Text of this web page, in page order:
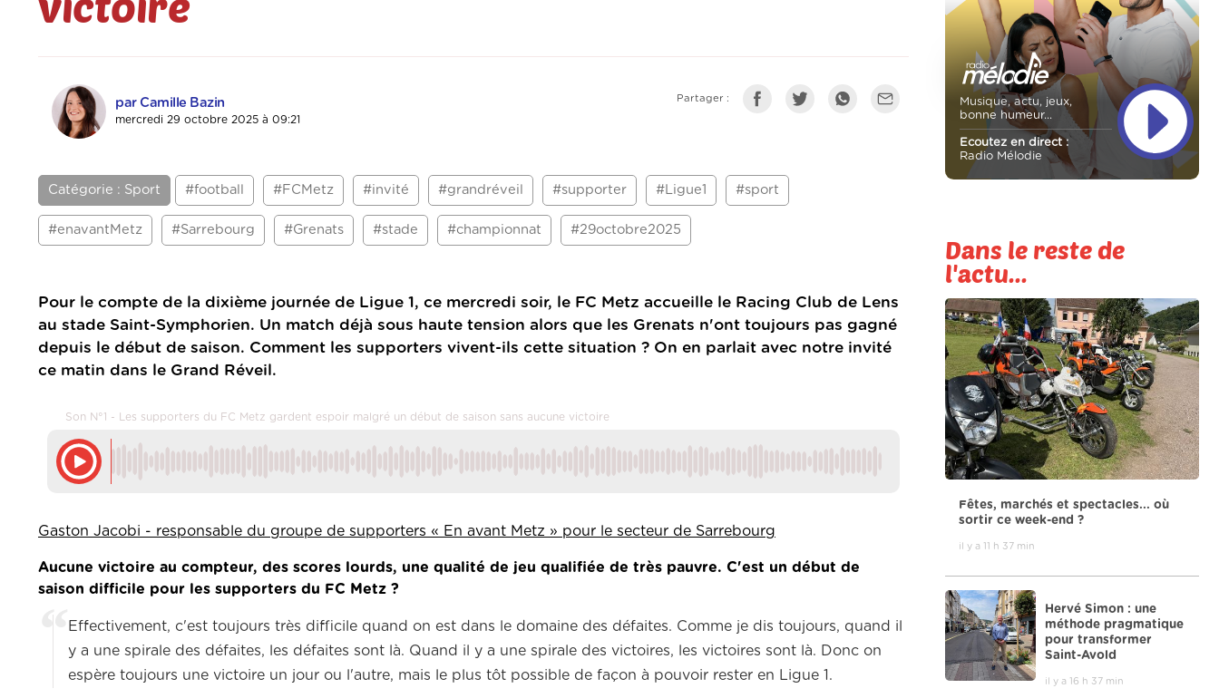
par Camille Bazin
mercredi 29 octobre 2025 à 09:21
Partager :
Catégorie : Sport #football #FCMetz #invité #grandréveil #supporter #Ligue1 #sport
#enavantMetz #Sarrebourg #Grenats #stade #championnat #29octobre2025
Pour le compte de la dixième journée de Ligue 1, ce mercredi soir, le FC Metz accueille le Racing Club de Lens
au stade Saint-Symphorien. Un match déjà sous haute tension alors que les Grenats n'ont toujours pas gagné
depuis le début de saison. Comment les supporters vivent-ils cette situation ? On en parlait avec notre invité
ce matin dans le Grand Réveil.
Son N°1 - Les supporters du FC Metz gardent espoir malgré un début de saison sans aucune victoire
Gaston Jacobi - responsable du groupe de supporters « En avant Metz » pour le secteur de Sarrebourg
Aucune victoire au compteur, des scores lourds, une qualité de jeu qualifiée de très pauvre. C'est un début de
saison difficile pour les supporters du FC Metz ?
Effectivement, c'est toujours très difficile quand on est dans le domaine des défaites. Comme je dis toujours, quand il
y a une spirale des défaites, les défaites sont là. Quand il y a une spirale des victoires, les victoires sont là. Donc on
espère toujours une victoire un jour ou l'autre, mais le plus tôt possible de façon à pouvoir rester en Ligue 1.
Musique, actu, jeux,
bonne humeur...
Ecoutez en direct :
Radio Mélodie
Dans le reste de
l'actu...
Fêtes, marchés et spectacles... où
sortir ce week-end ?
il y a 11 h 37 min
Hervé Simon : une
méthode pragmatique
pour transformer
Saint-Avold
il y a 16 h 37 min